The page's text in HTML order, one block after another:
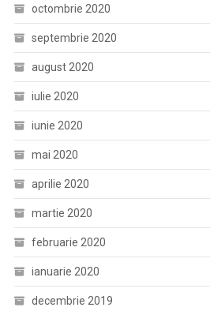
octombrie 2020
septembrie 2020
august 2020
iulie 2020
iunie 2020
mai 2020
aprilie 2020
martie 2020
februarie 2020
ianuarie 2020
decembrie 2019